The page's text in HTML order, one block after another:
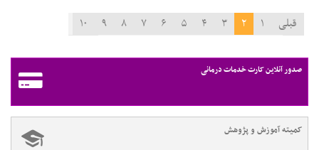
قبلی ۱ ۲ ۳ ۴ ۵ ۶ ۷ ۸ ۹
۱۰
صدور آنلاین کارت خدمات درمانی
کمیته آموزش و پژوهش